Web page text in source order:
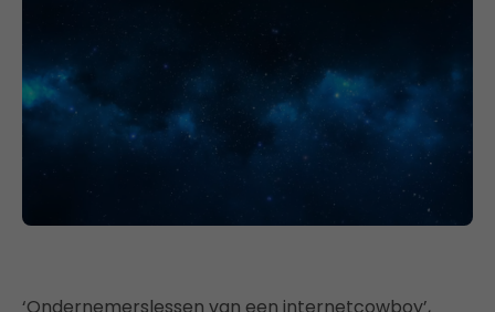
‘Ondernemerslessen van een internetcowboy’,